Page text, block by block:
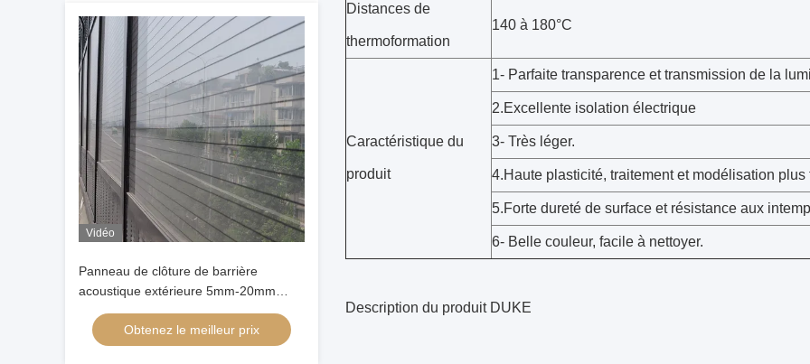
Vidéo
Panneau de clôture de barrière
acoustique extérieure 5mm-20mm
feuille acrylique vierge coulée isolation
acoustique résistante aux intempéries
Obtenez le meilleur prix
Distances de
thermoformation
140 à 180°C
Caractéristique du
produit
1- Parfaite transparence et transmission de la
2.Excellente isolation électrique
3- Très léger.
4.Haute plasticité, traitement et modélisation plus
5.Forte dureté de surface et résistance aux
6- Belle couleur, facile à nettoyer.
Description du produit DUKE